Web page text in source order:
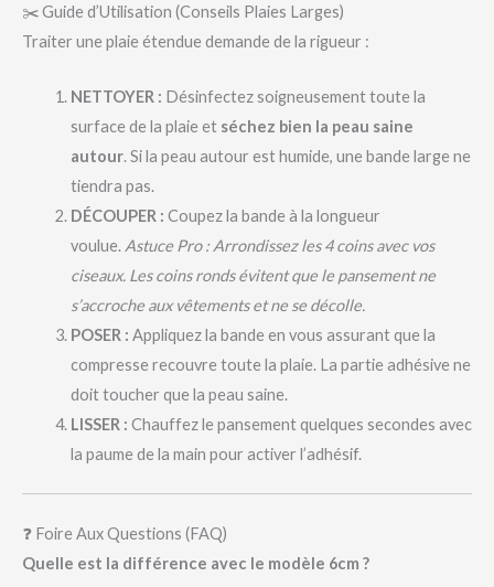
✂️ Guide d’Utilisation (Conseils Plaies Larges)
Traiter une plaie étendue demande de la rigueur :
NETTOYER : Désinfectez soigneusement toute la
surface de la plaie et séchez bien la peau saine
autour. Si la peau autour est humide, une bande large ne
tiendra pas.
DÉCOUPER : Coupez la bande à la longueur
voulue. Astuce Pro : Arrondissez les 4 coins avec vos
ciseaux. Les coins ronds évitent que le pansement ne
s’accroche aux vêtements et ne se décolle.
POSER : Appliquez la bande en vous assurant que la
compresse recouvre toute la plaie. La partie adhésive ne
doit toucher que la peau saine.
LISSER : Chauffez le pansement quelques secondes avec
la paume de la main pour activer l’adhésif.
❓ Foire Aux Questions (FAQ)
Quelle est la différence avec le modèle 6cm ?